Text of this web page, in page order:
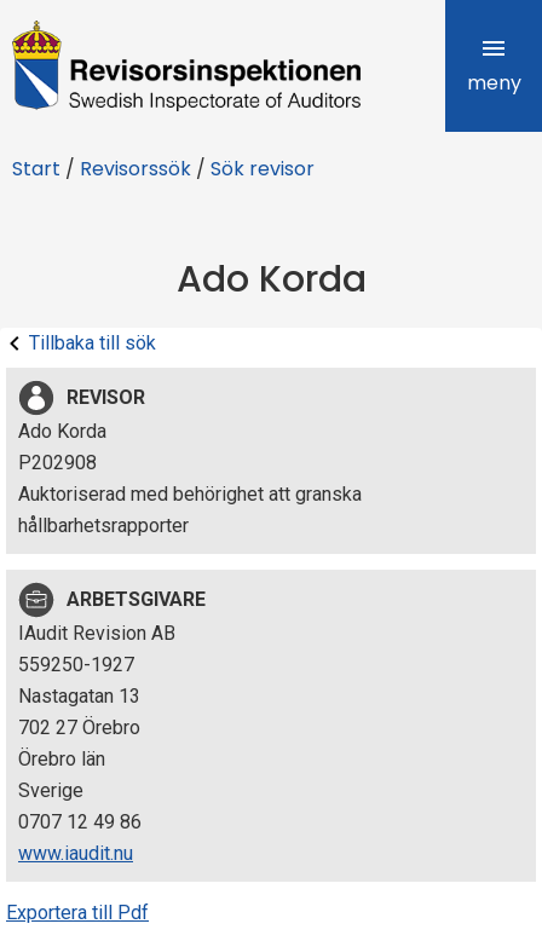
R
e
i
r
s
i
n
s
p
e
k
t
i
o
n
e
meny
Start / Revisorssök / Sök revisor
Ado Korda
Tillbaka till sök
REVISOR
Ado Korda
P202908
Auktoriserad med behörighet att granska
hållbarhetsrapporter
ARBETSGIVARE
IAudit Revision AB
559250-1927
Nastagatan 13
702 27 Örebro
Örebro län
Sverige
0707 12 49 86
www.iaudit.nu
Exportera till Pdf